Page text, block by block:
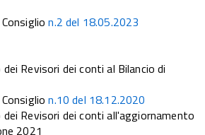
Consiglion.2 del 18.05.2023
Revisori dei conti al Bilancio di
Consiglion.10 del 18.12.2020
dei Revisori dei conti all'aggiornamento
2021